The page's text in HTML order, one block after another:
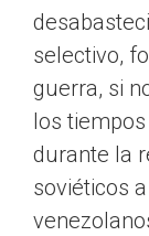
selectivo,
guerra, si
los
durante la
soviéticos